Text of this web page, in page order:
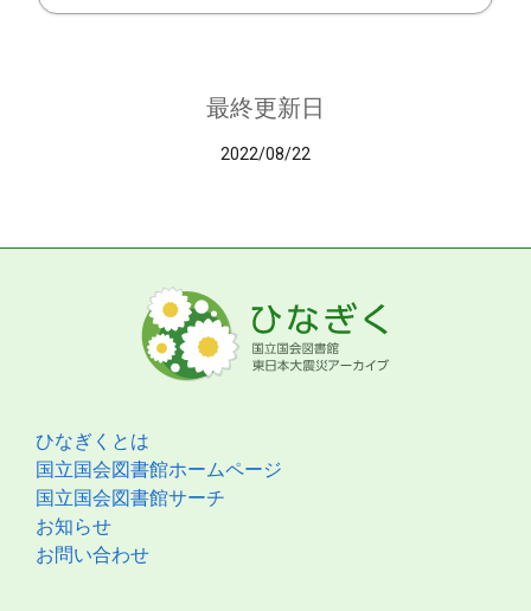
最終更新日
2022/08/22
ひなぎくとは
国立国会図書館ホームページ
国立国会図書館サーチ
お知らせ
お問い合わせ